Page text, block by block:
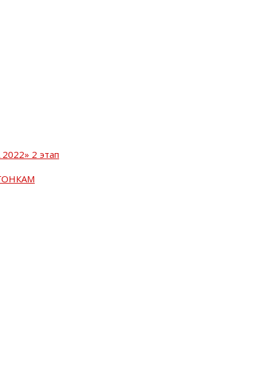
2 этап